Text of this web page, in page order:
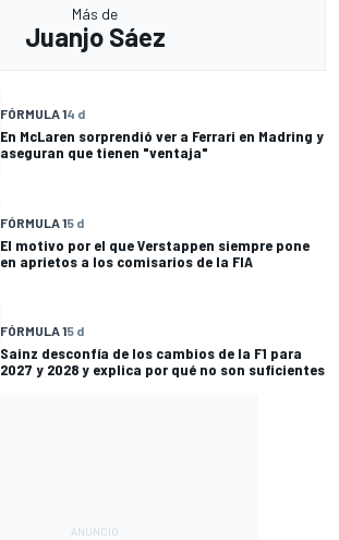
Más de
Juanjo Sáez
FÓRMULA 14 d
En McLaren sorprendió ver a Ferrari en Madring y
aseguran que tienen "ventaja"
FÓRMULA 15 d
El motivo por el que Verstappen siempre pone
en aprietos a los comisarios de la FIA
FÓRMULA 15 d
Sainz desconfía de los cambios de la F1 para
2027 y 2028 y explica por qué no son suficientes